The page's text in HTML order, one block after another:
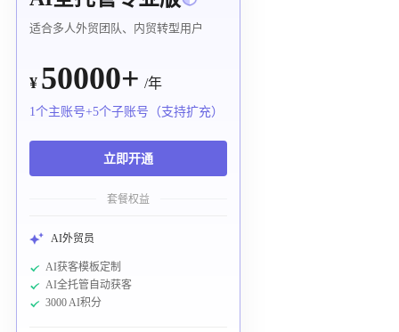
适合多人外贸团队、内贸转型用户
¥ 50000+ /年
1个主账号+5个子账号（支持扩充）
立即开通
套餐权益
AI外贸员
AI获客模板定制
AI全托管自动获客
3000 AI积分